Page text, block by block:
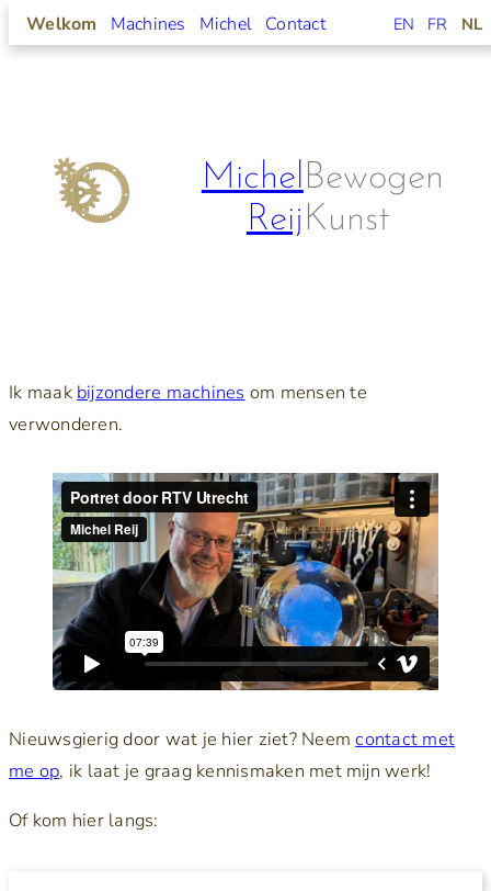
inhoud
Welkom Machines Michel Contact EN FR NL
Michel
Reij
Bewogen
Kunst
Ik maak bijzondere machines om mensen te
verwonderen.
Nieuwsgierig door wat je hier ziet? Neemcontact met
me op, ik laat je graag kennismaken met mijn werk!
Of kom hier langs: